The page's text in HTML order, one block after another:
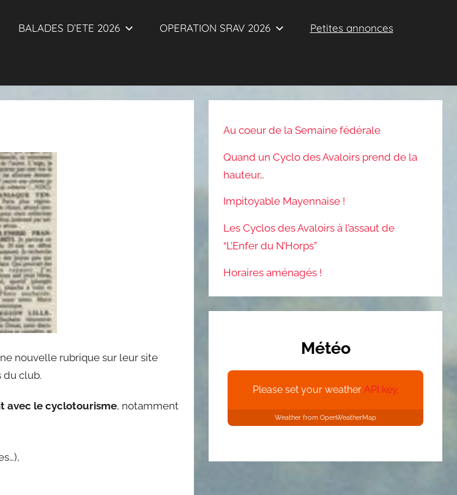
BALADES D’ETE 2026 OPERATION SRAV 2026 Petites annonces
nouvelle rubrique sur leur site
du club.
avec le cyclotourisme, notamment
Au coeur de la Semaine fédérale
Quand un Cyclo des Avaloirs prend de la
hauteur…
Impitoyable Mayennaise !
Les Cyclos des Avaloirs à l’assaut de
“L’Enfer du N’Horps”
Horaires aménagés !
Météo
Please set your weather API key.
Weather from OpenWeatherMap